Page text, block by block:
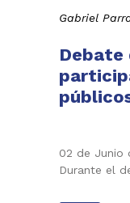
Gabriel
Debate
02 de Junio
Durante el